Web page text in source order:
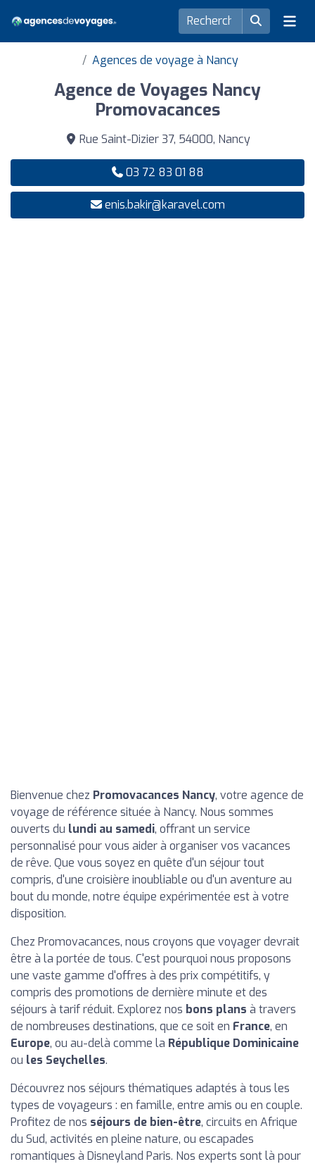
Agences de voyage à Nancy
Agence de Voyages Nancy
Promovacances
Rue Saint-Dizier 37, 54000, Nancy
03 72 83 01 88
enis.bakir@karavel.com
Bienvenue chez Promovacances Nancy, votre agence de
voyage de référence située à Nancy. Nous sommes
ouverts du lundi au samedi, offrant un service
personnalisé pour vous aider à organiser vos vacances
de rêve. Que vous soyez en quête d'un séjour tout
compris, d'une croisière inoubliable ou d'un aventure au
bout du monde, notre équipe expérimentée est à votre
disposition.
Chez Promovacances, nous croyons que voyager devrait
être à la portée de tous. C'est pourquoi nous proposons
une vaste gamme d'offres à des prix compétitifs, y
compris des promotions de dernière minute et des
séjours à tarif réduit. Explorez nos bons plans à travers
de nombreuses destinations, que ce soit en France, en
Europe, ou au-delà comme la République Dominicaine
ou les Seychelles.
Découvrez nos séjours thématiques adaptés à tous les
types de voyageurs : en famille, entre amis ou en couple.
Profitez de nos séjours de bien-être, circuits en Afrique
du Sud, activités en pleine nature, ou escapades
romantiques à Disneyland Paris. Nos experts sont là pour